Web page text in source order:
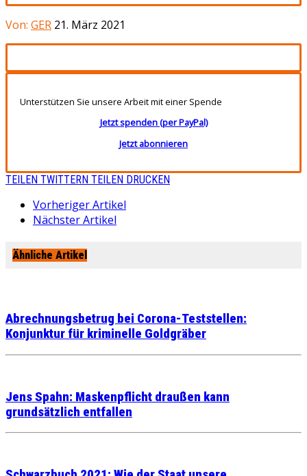
Von: GER 21. März 2021
Unterstützen Sie unsere Arbeit mit einer Spende
Jetzt spenden (per PayPal)
Jetzt abonnieren
TEILEN TWITTERN TEILEN DRUCKEN
Vorheriger Artikel
Nächster Artikel
Ähnliche Artikel
Abrechnungsbetrug bei Corona-Teststellen:
Konjunktur für kriminelle Goldgräber
Jens Spahn: Maskenpflicht draußen kann
grundsätzlich entfallen